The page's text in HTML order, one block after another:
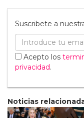
Suscribete a
Acepto los
privacidad.
Noticias